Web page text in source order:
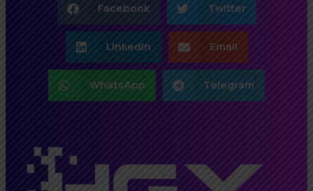
Facebook Twitter
LinkedIn Email
WhatsApp Telegram